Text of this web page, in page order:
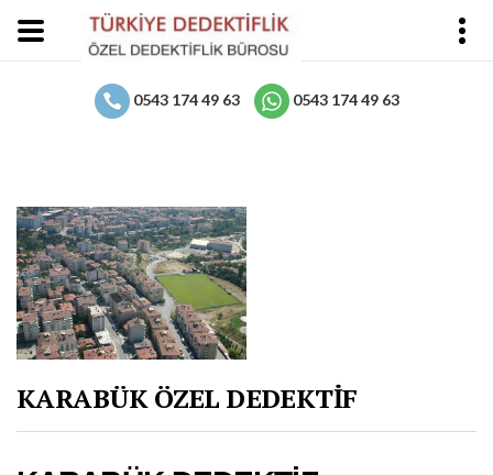
0543 174 49 63 0543 174 49 63
KARABÜK ÖZEL DEDEKTİF